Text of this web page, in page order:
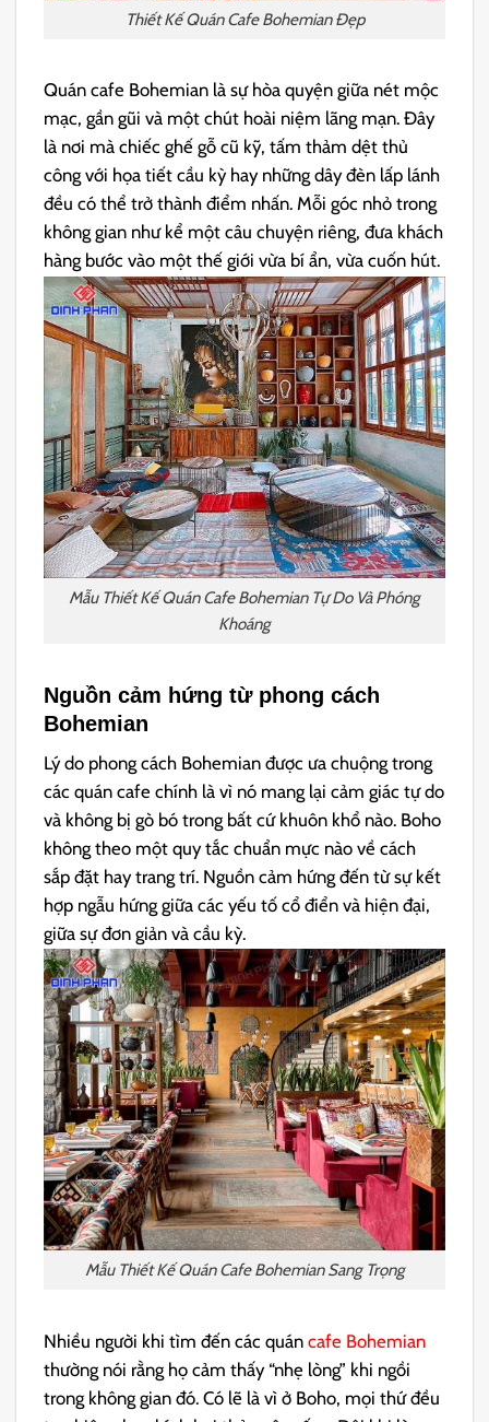
Thiết Kế Quán Cafe Bohemian Đẹp
Quán cafe Bohemian là sự hòa quyện giữa nét mộc
mạc, gần gũi và một chút hoài niệm lãng mạn. Đây
là nơi mà chiếc ghế gỗ cũ kỹ, tấm thảm dệt thủ
công với họa tiết cầu kỳ hay những dây đèn lấp lánh
đều có thể trở thành điểm nhấn. Mỗi góc nhỏ trong
không gian như kể một câu chuyện riêng, đưa khách
hàng bước vào một thế giới vừa bí ẩn, vừa cuốn hút.
Mẫu Thiết Kế Quán Cafe Bohemian Tự Do Và Phóng
Khoáng
Nguồn cảm hứng từ phong cách
Bohemian
Lý do phong cách Bohemian được ưa chuộng trong
các quán cafe chính là vì nó mang lại cảm giác tự do
và không bị gò bó trong bất cứ khuôn khổ nào. Boho
không theo một quy tắc chuẩn mực nào về cách
sắp đặt hay trang trí. Nguồn cảm hứng đến từ sự kết
hợp ngẫu hứng giữa các yếu tố cổ điển và hiện đại,
giữa sự đơn giản và cầu kỳ.
Mẫu Thiết Kế Quán Cafe Bohemian Sang Trọng
Nhiều người khi tìm đến các quáncafe Bohemian
thường nói rằng họ cảm thấy “nhẹ lòng” khi ngồi
trong không gian đó. Có lẽ là vì ở Boho, mọi thứ đều